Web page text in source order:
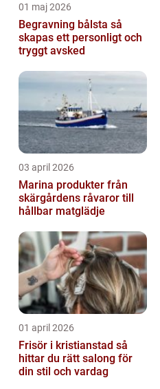
01 maj 2026
Begravning bålsta så
skapas ett personligt och
tryggt avsked
03 april 2026
Marina produkter från
skärgårdens råvaror till
hållbar matglädje
01 april 2026
Frisör i kristianstad så
hittar du rätt salong för
din stil och vardag